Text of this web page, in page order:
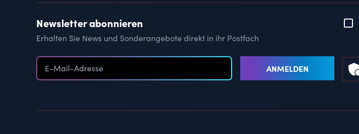
Newsletter abonnieren
Erhalten Sie News und Sonderangebote direkt in ihr Postfach
ANMELDEN